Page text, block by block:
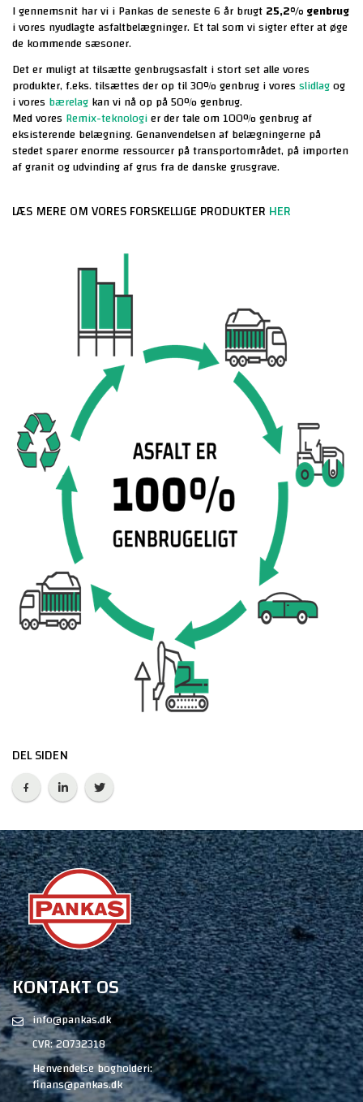
I gennemsnit har vi i Pankas de seneste 6 år brugt25,2% genbrug
i vores nyudlagte asfaltbelægninger. Et tal som vi sigter efter at øge
de kommende sæsoner.
Det er muligt at tilsætte genbrugsasfalt i stort set alle vores
produkter, f.eks. tilsættes der op til 30% genbrug i voresslidlagog
i vores bærelagkan vi nå op på 50% genbrug.
Med vores Remix-teknologier der tale om 100% genbrug af
eksisterende belægning. Genanvendelsen af belægningerne på
stedet sparer enorme ressourcer på transportområdet, på importen
af granit og udvinding af grus fra de danske grusgrave.
LÆS MERE OM VORES FORSKELLIGE PRODUKTER HER
DEL SIDEN
KONTAKT OS
info@pankas.dk
CVR: 20732318
Henvendelse bogholderi:
finans@pankas.dk
FÅ ET TILBUD PÅ ASFALTARBEJDE